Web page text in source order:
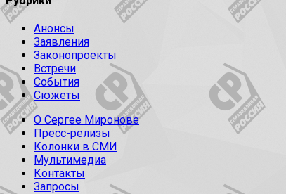
Анонсы
Заявления
Законопроекты
Встречи
События
Сюжеты
О Сергее Миронове
Пресс-релизы
Колонки в СМИ
Мультимедиа
Контакты
Запросы